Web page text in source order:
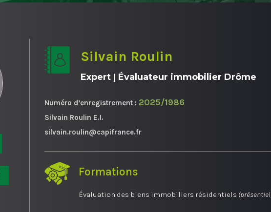
Silvain Roulin
Expert | Évaluateur immobilier Drôme
Numéro d’enregistrement : 2025/1986
Silvain Roulin E.I.
silvain.roulin@capifrance.fr
Formations
Évaluation des biens immobiliers résidentiels